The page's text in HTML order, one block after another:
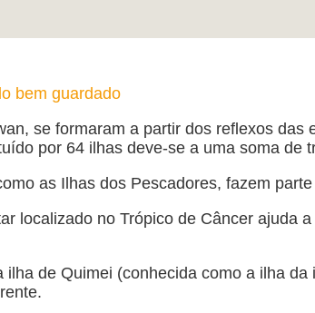
bem guardado
se formaram a partir dos reflexos
por 64 ilhas deve-se a uma soma de
as Ilhas dos Pescadores, fazem
localizado no Trópico de Câncer ajuda
de Quimei (conhecida como a ilha